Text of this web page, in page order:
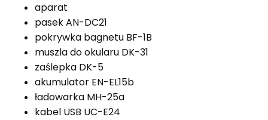
aparat
pasek AN-DC21
pokrywka bagnetu BF-1B
muszla do okularu DK-31
zaślepka DK-5
akumulator EN-EL15b
ładowarka MH-25a
kabel USB UC-E24